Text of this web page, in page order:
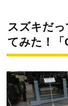
スズキだ
てみた！「